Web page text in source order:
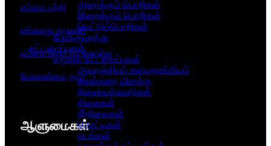
அரைக்கும் பொறிகள்
இறைக்கும் பொறிகள்
வெட்டும்பொறிகள்
போக்குவரத்து
கட்டமைப்புகள்
சமூகக் கட்டமைப்புகள்
ஆவுரஞ்சியும் சுமைதாங்கியும்
கலங்கரை விளக்கு
நினைவுச்சுவடுகள்
சிலைகள்
நீர்நிலைகள்
தொட்டிகள்
மடங்கள்
எம்மை பற்றி
எங்களது நூல்கள்
எம்மை தொடர்பு கொள்ள
மேலாண்மை குழு
ஆளுமைகள்​